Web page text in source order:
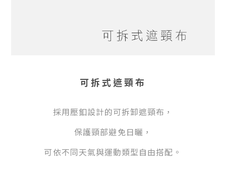
可拆式遮頸布
採用壓釦設計的可拆卸遮頸布，
保護頸部避免日曬，
可依不同天氣與運動類型自由搭配。